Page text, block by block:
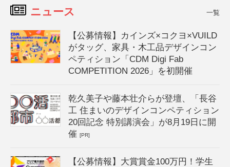
ニュース 一覧
【公募情報】カインズ×コクヨ×VUILD
がタッグ、家具・木工品デザインコン
ペティション「CDM Digi Fab
COMPETITION 2026」を初開催
乾久美子や藤本壮介らが登壇、「長谷
工 住まいのデザインコンペティション
20回記念 特別講演会」が8月19日に開
催[PR]
【公募情報】大賞賞金100万円！学生